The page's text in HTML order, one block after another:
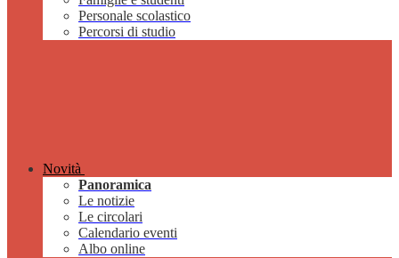
Personale scolastico
Percorsi di studio
Novità
Panoramica
Le notizie
Le circolari
Calendario eventi
Albo online